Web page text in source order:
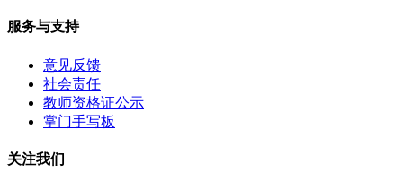
服务与支持
意见反馈
社会责任
教师资格证公示
掌门手写板
关注我们